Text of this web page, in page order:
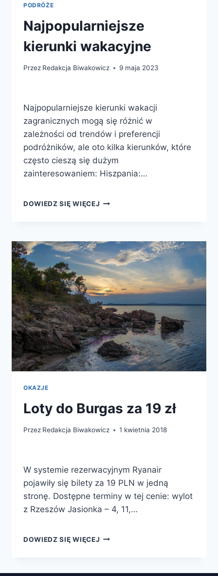
PODRÓŻE
Najpopularniejsze
kierunki wakacyjne
Przez Redakcja Biwakowicz 9 maja 2023
Najpopularniejsze kierunki wakacji
zagranicznych mogą się różnić w
zależności od trendów i preferencji
podróżników, ale oto kilka kierunków, które
często cieszą się dużym
zainteresowaniem: Hiszpania:…
DOWIEDZ SIĘ WIĘCEJ NAJPOPULARNIEJSZE
OKAZJE
Loty do Burgas za 19 zł
Przez Redakcja Biwakowicz 1 kwietnia 2018
W systemie rezerwacyjnym Ryanair
pojawiły się bilety za 19 PLN w jedną
stronę. Dostępne terminy w tej cenie: wylot
z Rzeszów Jasionka – 4, 11,…
DOWIEDZ SIĘ WIĘCEJ LOTY